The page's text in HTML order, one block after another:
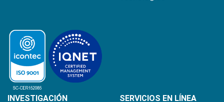
INVESTIGACIÓN SERVICIOS EN LÍNEA